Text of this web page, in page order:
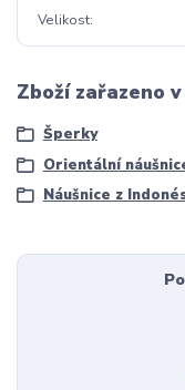
Velikost
Zboží zařazeno
Šperky
Orientální
Náušnice z